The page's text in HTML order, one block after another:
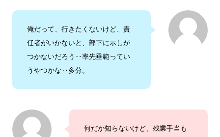
俺だって、行きたくないけど、責
任者がいかないと、部下に示しが
つかないだろう‥率先垂範ってい
うやつかな‥多分。
何だか知らないけど、残業手当も